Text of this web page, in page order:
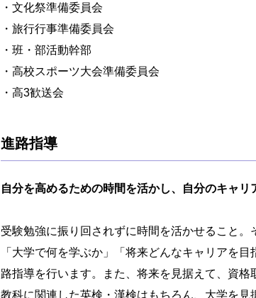
・文化祭準備委員会
・旅行行事準備委員会
・班・部活動幹部
・高校スポーツ大会準備委員会
・高3歓送会
進路指導
自分を高めるための時間を活かし、自分のキャリ
受験勉強に振り回されずに時間を活かせること。
「大学で何を学ぶか」「将来どんなキャリアを
路指導を行います。また、将来を見据えて、資格
教科に関連した英検・漢検はもちろん、大学を